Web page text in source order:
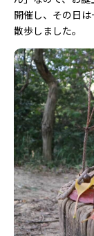
開催し、その日
散歩しました。